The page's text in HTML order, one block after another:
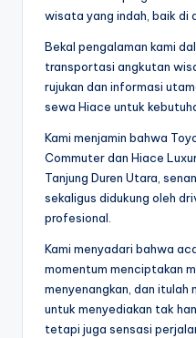
wisata yang indah, baik di
Bekal pengalaman kami
transportasi angkutan
rujukan dan informasi
sewa Hiace untuk
Kami menjamin bahwa
Commuter dan Hiace
Tanjung Duren Utara,
sekaligus didukung oleh
profesional.
Kami menyadari bahwa
momentum menciptakan
menyenangkan, dan itulah
untuk menyediakan tak
tetapi juga sensasi